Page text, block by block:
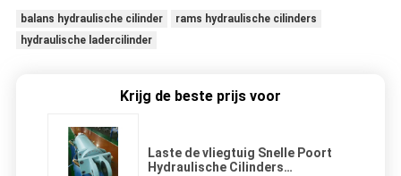
balans hydraulische cilinder
rams hydraulische cilinders
hydraulische ladercilinder
Krijg de beste prijs voor
Laste de vliegtuig Snelle Poort
Hydraulische Cilinders